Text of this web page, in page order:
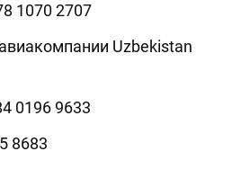
1070 2707
Uzbekistan
0196 9633
8683